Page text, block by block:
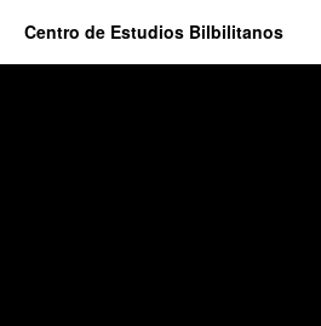
Centro de Estudios Bilbilitanos